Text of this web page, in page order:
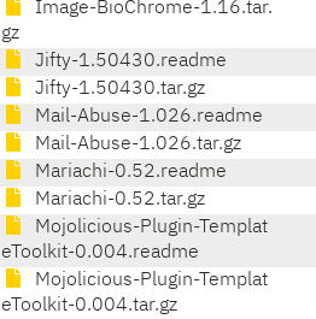
Image-BioChrome-1.16.tar.
gz
Jifty-1.50430.readme
Jifty-1.50430.tar.gz
Mail-Abuse-1.026.readme
Mail-Abuse-1.026.tar.gz
Mariachi-0.52.readme
Mariachi-0.52.tar.gz
Mojolicious-Plugin-Templat
eToolkit-0.004.readme
Mojolicious-Plugin-Templat
eToolkit-0.004.tar.gz